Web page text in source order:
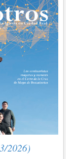
2026)